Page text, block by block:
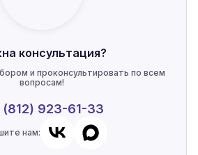
консультация?
и проконсультировать по всем
вопросам!
(812) 923-61-33
нам: